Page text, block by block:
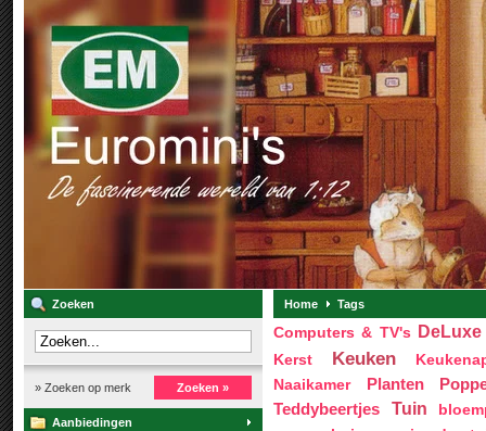
Zoeken
» Zoeken op merk Zoeken »
Aanbiedingen
Home Tags
Computers & TV's
Kerst Keuken
Naaikamer
Planten
Teddybeertjes Tuin